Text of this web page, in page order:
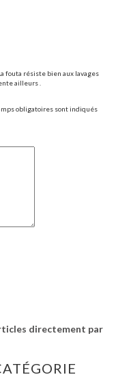
fouta résiste bien aux lavages
ailleurs .
obligatoires sont indiqués
directement par